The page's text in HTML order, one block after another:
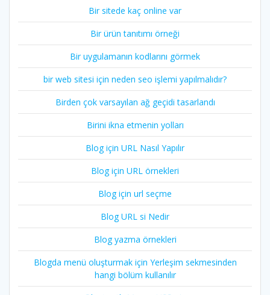
Bir sitede kaç online var
Bir ürün tanıtımı örneği
Bir uygulamanın kodlarını görmek
bir web sitesi için neden seo işlemi yapılmalıdır?
Birden çok varsayılan ağ geçidi tasarlandı
Birini ikna etmenin yolları
Blog için URL Nasıl Yapılır
Blog için URL örnekleri
Blog için url seçme
Blog URL si Nedir
Blog yazma örnekleri
Blogda menü oluşturmak için Yerleşim sekmesinden
hangi bölüm kullanılır